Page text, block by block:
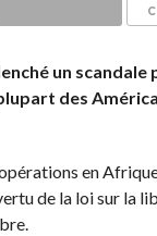
un scandale
des
en
de la loi sur la